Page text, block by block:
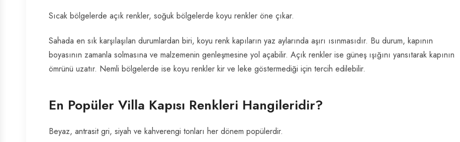
Sıcak bölgelerde açık renkler, soğuk bölgelerde koyu renkler öne çıkar.
Sahada en sık karşılaşılan durumlardan biri, koyu renk kapıların yaz aylarında aşırı ısınmasıdır. Bu durum, kapının
boyasının zamanla solmasına ve malzemenin genleşmesine yol açabilir. Açık renkler ise güneş ışığını yansıtarak kapının
ömrünü uzatır. Nemli bölgelerde ise koyu renkler kir ve leke göstermediği için tercih edilebilir.
En Popüler Villa Kapısı Renkleri Hangileridir?
Beyaz, antrasit gri, siyah ve kahverengi tonları her dönem popülerdir.